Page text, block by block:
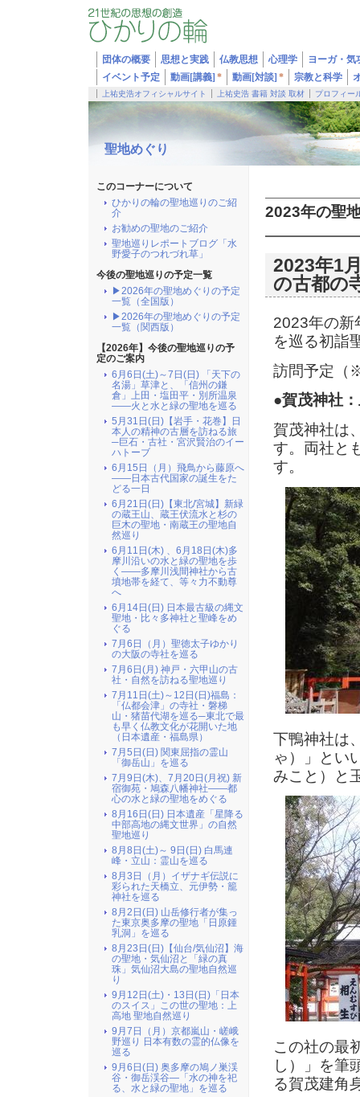
団体の概要 思想と実践 仏教思想 心理学
ヨーガ・気
イベント予定
動画[講義] * 動画[対談] * 宗教と科学
上祐史浩オフィシャルサイト 上祐史浩 書籍 対談 取材 プロフィー
聖地めぐり
2023年の聖
2023年1
の古都の
2023年の新
を巡る初詣
訪問予定（
●賀茂神社
賀茂神社は
す。両社と
す。
下鴨神社は
ゃ）」とい
みこと）と
この社の最
し）」を筆
る賀茂建角
このコーナーについて
ひかりの輪の聖地巡りのご紹
介
お勧めの聖地のご紹介
聖地巡りレポートブログ「水
野愛子のつれづれ草」
今後の聖地巡りの予定一覧
▶2026年の聖地めぐりの予定
一覧（全国版）
▶2026年の聖地めぐりの予定
一覧（関西版）
【2026年】今後の聖地巡りの予
定のご案内
6月6日(土)～7日(日) 「天下の
名湯」草津と、「信州の鎌
倉」上田・塩田平・別所温泉
――火と水と緑の聖地を巡る
5月31日(日)【岩手・花巻】日
本人の精神の古層を訪ねる旅
─巨石・古社・宮沢賢治のイー
ハトーブ
6月15日（月）飛鳥から藤原へ
――日本古代国家の誕生をた
どる一日
6月21日(日)【東北/宮城】新緑
の蔵王山、蔵王伏流水と杉の
巨木の聖地・南蔵王の聖地自
然巡り
6月11日(木) 、6月18日(木)多
摩川沿いの水と緑の聖地を歩
く――多摩川浅間神社から古
墳地帯を経て、等々力不動尊
へ
6月14日(日) 日本最古級の縄文
聖地・比々多神社と聖峰をめ
ぐる
7月6日（月）聖徳太子ゆかり
の大阪の寺社を巡る
7月6日(月) 神戸・六甲山の古
社・自然を訪ねる聖地巡り
7月11日(土)～12日(日)福島：
「仏都会津」の寺社・磐梯
山・猪苗代湖を巡る─東北で最
も早く仏教文化が花開いた地
（日本遺産・福島県）
7月5日(日) 関東屈指の霊山
「御岳山」を巡る
7月9日(木)、7月20日(月祝) 新
宿御苑・鳩森八幡神社――都
心の水と緑の聖地をめぐる
8月16日(日) 日本遺産「星降る
中部高地の縄文世界」の自然
聖地巡り
8月8日(土)～ 9日(日) 白馬連
峰・立山：霊山を巡る
8月3日（月）イザナギ伝説に
彩られた天橋立、元伊勢・籠
神社を巡る
8月2日(日) 山岳修行者が集っ
た東京奥多摩の聖地「日原鍾
乳洞」を巡る
8月23日(日)【仙台/気仙沼】海
の聖地・気仙沼と「緑の真
珠」気仙沼大島の聖地自然巡
り
9月12日(土)・13日(日)「日本
のスイス」この世の聖地：上
高地 聖地自然巡り
9月7日（月）京都嵐山・嵯峨
野巡り 日本有数の霊的仏像を
巡る
9月6日(日) 奥多摩の鳩ノ巣渓
谷・御岳渓谷―「水の神を祀
る、水と緑の聖地」を巡る